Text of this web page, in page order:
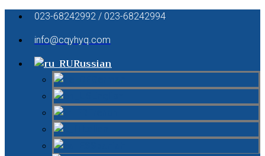
023-68242992 / 023-68242994
info@cqyhyq.com
Russian